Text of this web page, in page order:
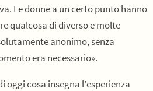
Le donne a un certo punto hanno
qualcosa di diverso e molte
anonimo, senza
era necessario».
oggi cosa insegna l’esperienza